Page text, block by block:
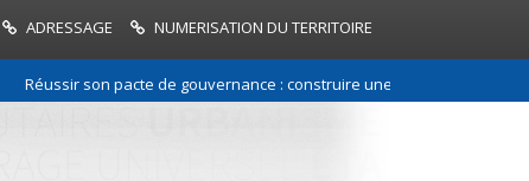
ADRESSAGE NUMERISATION DU TERRITOIRE
Réussir son pacte de gouvernance : construire une relation de